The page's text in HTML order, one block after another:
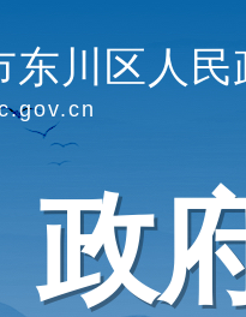
东川区人民
政